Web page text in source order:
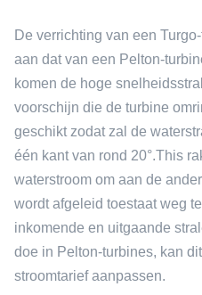
De verrichting van een
aan dat van een Pelton-
komen de hoge
voorschijn die de turbine
geschikt zodat zal de
één kant van rond 20°.This
waterstroom om aan de
wordt afgeleid toestaat weg
inkomende en uitgaande
doe in Pelton-turbines, kan
stroomtarief aanpassen.